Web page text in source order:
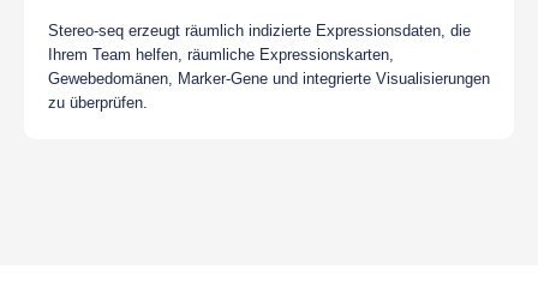
Stereo-seq erzeugt räumlich indizierte Expressionsdaten, die
Ihrem Team helfen, räumliche Expressionskarten,
Gewebedomänen, Marker-Gene und integrierte Visualisierungen
zu überprüfen.